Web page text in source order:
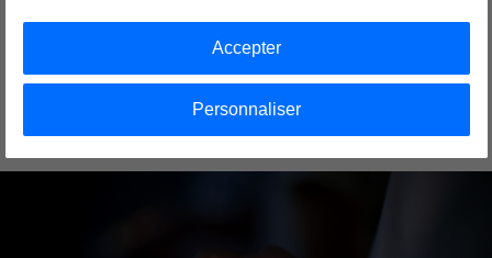
Créer mon espace Client
Personnaliser
Accepter